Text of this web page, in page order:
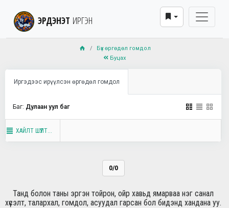
ЭРДЭНЭТ ИРГЭН
Бүх өргөдөл гомдол
Буцах
Иргэдээс ирүүлсэн өргөдөл гомдол
Баг: Дулаан уул баг
ХАЙЛТ ШҮҮЛТ...
0/0
Танд болон таны эргэн тойрон, ойр хавьд ямарваа нэг санал
хүсэлт, талархал, гомдол, асуудал гарсан бол бидэнд хандана уу.